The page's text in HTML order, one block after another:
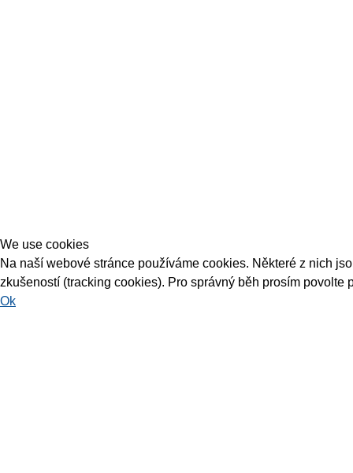
We use cookies
Na naší webové stránce používáme cookies. Některé z nich
zkušeností (tracking cookies). Pro správný běh prosím povolte
Ok